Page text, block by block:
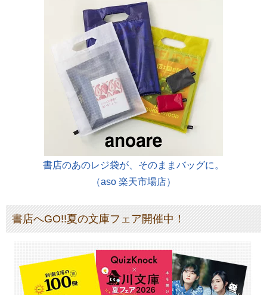
書店のあのレジ袋が、そのままバッグに。
（aso 楽天市場店）
書店へGO!!夏の文庫フェア開催中！